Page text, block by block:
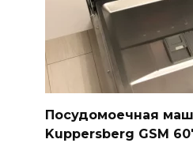
Посудомоечная
Kuppersberg GSM